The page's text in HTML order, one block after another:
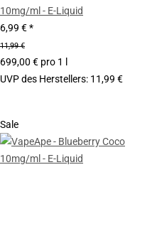
10mg/ml - E-Liquid
6,99 €*
11,99 €
699,00 € pro 1 l
UVP des Herstellers: 11,99 €
Sale